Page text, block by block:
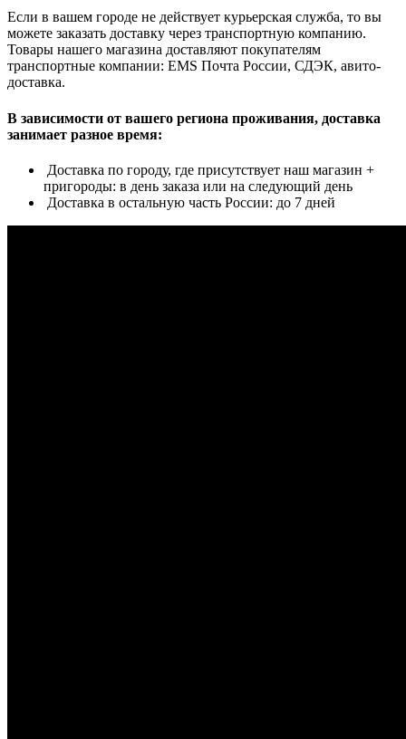
Если в вашем городе не действует курьерская служба, то вы
можете заказать доставку через транспортную компанию.
Товары нашего магазина доставляют покупателям
транспортные компании: EMS Почта России, СДЭК, авито-
доставка.
В зависимости от вашего региона проживания, доставка
занимает разное время:
Доставка по городу, где присутствует наш магазин +
пригороды: в день заказа или на следующий день
Доставка в остальную часть России: до 7 дней